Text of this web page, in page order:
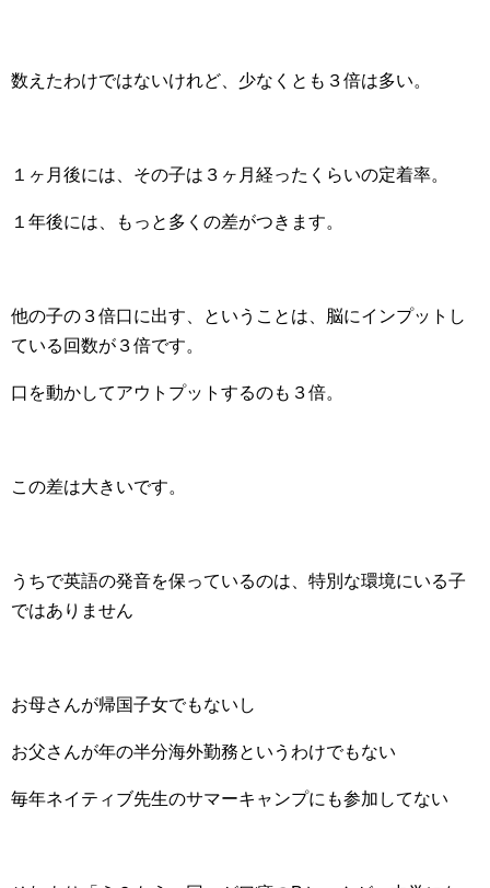
数えたわけではないけれど、少なくとも３倍は多い。
１ヶ月後には、その子は３ヶ月経ったくらいの定着率。
１年後には、もっと多くの差がつきます。
他の子の３倍口に出す、ということは、脳にインプットし
ている回数が３倍です。
口を動かしてアウトプットするのも３倍。
この差は大きいです。
うちで英語の発音を保っているのは、特別な環境にいる子
ではありません
お母さんが帰国子女でもないし
お父さんが年の半分海外勤務というわけでもない
毎年ネイティブ先生のサマーキャンプにも参加してない